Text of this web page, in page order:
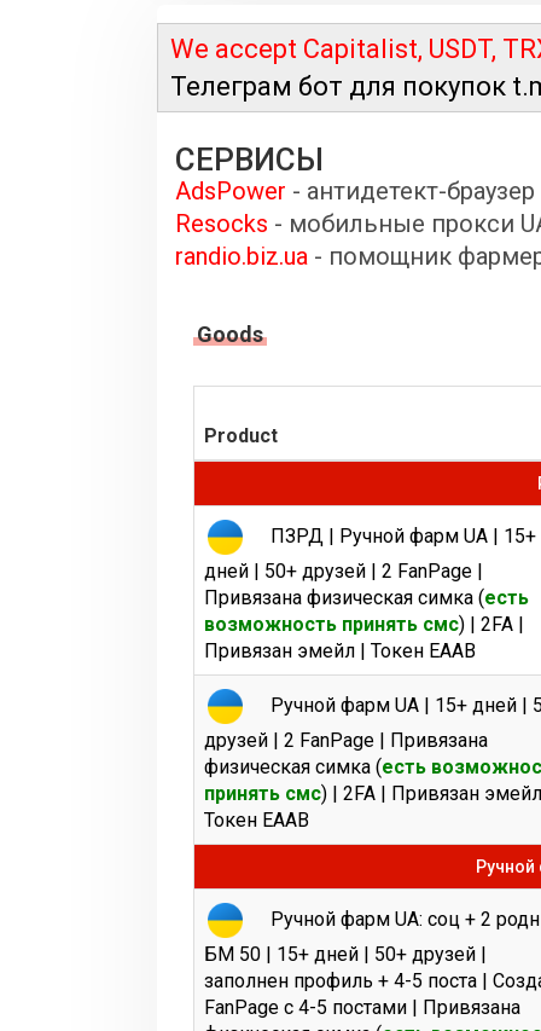
We accept Capitalist, USDT,
Телеграм бот для покупок
СЕРВИСЫ
AdsPower - антидетект-браузер
Resocks - мобильные прокси
randio.biz.ua - помощник
Goods
Product
ПЗРД | Ручной фарм UA | 15+
дней | 50+ друзей | 2 FanPage |
Привязана физическая симка (есть
возможность принять смс) | 2FA |
Привязан эмейл | Токен EAAB
Ручной фарм UA | 15+ дней |
друзей | 2 FanPage | Привязана
физическая симка (есть
принять смс) | 2FA | Привязан
Токен EAAB
Ручной фарм UA: соц + 2
БМ 50 | 15+ дней | 50+ друзей |
заполнен профиль + 4-5 поста |
FanPage c 4-5 постами | Привязана